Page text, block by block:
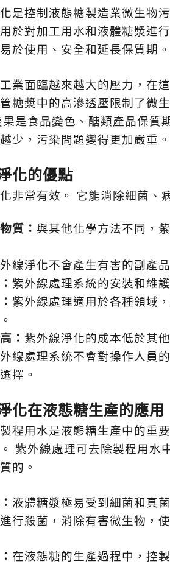
是控制液態糖製造業微生物
於對加工用水和液體糖漿進
於使用、安全和延長保質期。
業面臨越來越大的壓力，在
糖漿中的高滲透壓限制了微
果是食品變色、醣類產品保質
少，污染問題變得更加嚴重。
化的優點
非常有效。 它能消除細菌、
質： 與其他化學方法不同，
線淨化不會產生有害的副產
紫外線處理系統的安裝和維
紫外線處理適用於各種領域
： 紫外線淨化的成本低於其
線處理系統不會對操作人員
擇。
化在液態糖生產的應用
製程用水是液態糖生產中的重
紫外線處理可去除製程用水
的。
： 液體糖漿極易受到細菌和真
行殺菌，消除有害微生物，
： 在液態糖的生產過程中，控